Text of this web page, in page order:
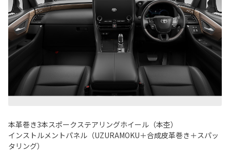
本革巻き3本スポークステアリングホイール（本杢）
インストルメントパネル（UZURAMOKU＋合成皮革巻き＋スパッ
タリング）